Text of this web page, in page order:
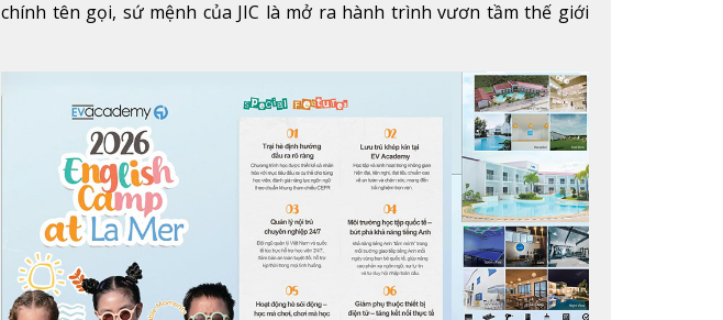
chính tên gọi, sứ mệnh của JIC là mở ra hành trình vươn tầm thế giới